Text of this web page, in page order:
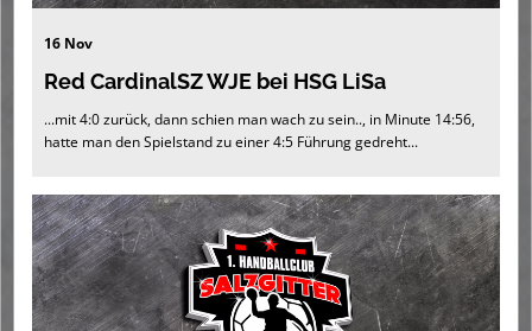
16 Nov
Red CardinalSZ WJE bei HSG LiSa
...mit 4:0 zurück, dann schien man wach zu sein.., in Minute 14:56,
hatte man den Spielstand zu einer 4:5 Führung gedreht...